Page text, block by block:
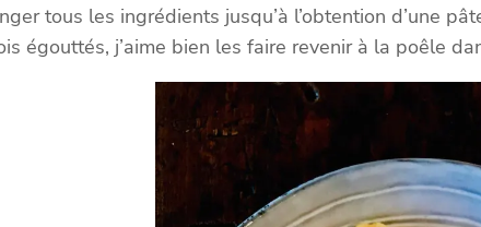
tous les ingrédients jusqu’à l’obtention d’une
égouttés, j’aime bien les faire revenir à la poêle